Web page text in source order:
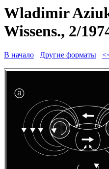
Wladimir
Wissens., 2/
В начало Другие форматы